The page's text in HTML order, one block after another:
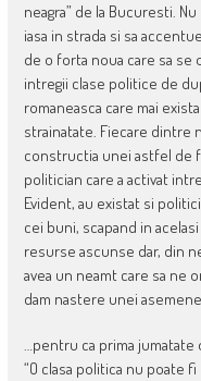
neagra” de la Bucuresti.
iasa in strada si sa
de o forta noua care sa se
intregii clase politice de
romaneasca care mai
strainatate. Fiecare dintre
constructia unei astfel de
politician care a activat
Evident, au existat si
cei buni, scapand in
resurse ascunse dar, din
avea un neamt care sa ne
dam nastere unei
…pentru ca prima jumatate
“O clasa politica nu poate